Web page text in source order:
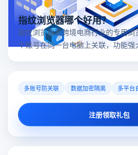
指纹浏览器哪个好用？
指纹浏览器是跨境电商行业的专用浏
个账号在同一台电脑上关联，功能
多账号防关联 数据加密隔离 多平台
注册领取礼包